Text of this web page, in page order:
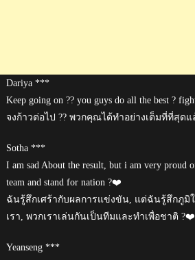
Dariya ***
Keep going on ?? you guys do all the best ?
จงก้าวต่อไป ?? พวกคุณได้ทำอย่างเต็มที่ที่สุด
Sotha ***
I am sad About the result, but i am very proud
team and stand for nation ?❤️
ฉันรู้สึกเศร้ากับผลการแข่งขัน, แต่ฉันรู้สึกภูมิ
เรา, พวกเราเล่นกันเป็นทีมและทำเพื่อชาติ ?❤️
Yeanseng ***